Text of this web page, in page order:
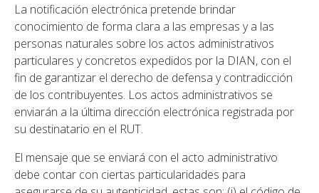
La notificación electrónica pretende brindar
conocimiento de forma clara a las empresas y a las
personas naturales sobre los actos administrativos
particulares y concretos expedidos por la DIAN, con el
fin de garantizar el derecho de defensa y contradicción
de los contribuyentes. Los actos administrativos se
enviarán a la última dirección electrónica registrada por
su destinatario en el RUT.
El mensaje que se enviará con el acto administrativo
debe contar con ciertas particularidades para